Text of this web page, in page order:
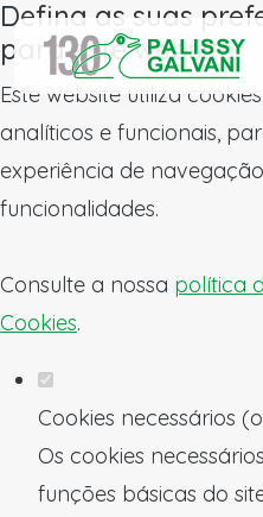
Defina as suas
para este website.
Este website utiliza
analíticos e funcionais,
experiência de
funcionalidades.
Consulte a nossa política
Cookies.
Cookies necessários
Os cookies
funções básicas do